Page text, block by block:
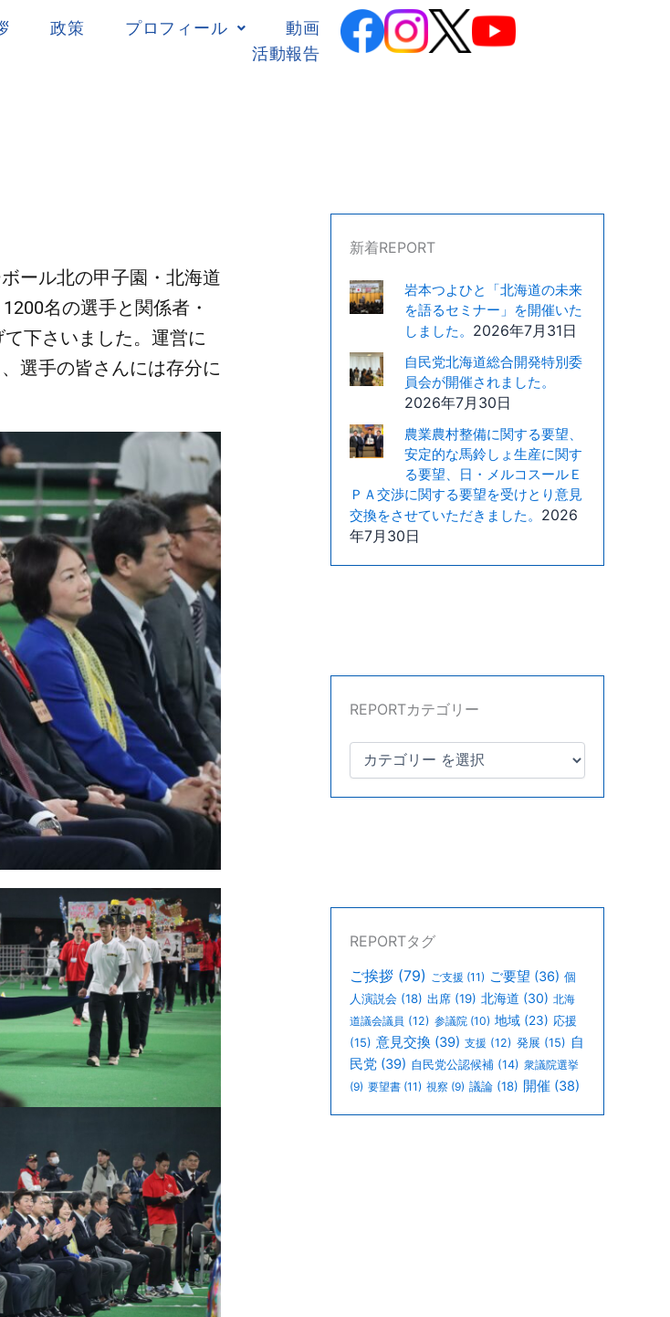
政策 プロフィール
動画
活動報告
ール北の甲子園・北海道
名の選手と関係者・
下さいました。運営に
選手の皆さんには存分に
新着REPORT
岩本つよひと「北海道の未来
を語るセミナー」を開催いた
しました。 2026年7月31日
自民党北海道総合開発特別委
員会が開催されました。
2026年7月30日
農業農村整備に関する要望、
安定的な馬鈴しょ生産に関す
る要望、日・メルコスールＥ
ＰＡ交渉に関する要望を受けとり意見
交換をさせていただきました。 2026
年7月30日
REPORTカテゴリー
カ
テ
ゴ
REPORTタグ
ご挨拶 (79) ご支援 (11) ご要望 (36) 個
人演説会 (18) 出席 (19) 北海道 (30) 北海
道議会議員 (12) 参議院 (10) 地域 (23) 応援
(15) 意見交換 (39) 支援 (12) 発展 (15) 自
民党 (39) 自民党公認候補 (14) 衆議院選挙
(9) 要望書 (11) 視察 (9) 議論 (18) 開催 (38)